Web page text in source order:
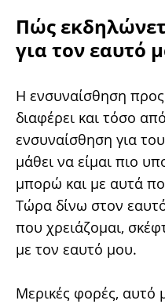
Πώς
για τον εαυτό
Η ενσυναίσθηση
διαφέρει και τόσο
ενσυναίσθηση για
μάθει να είμαι πιο
μπορώ και με αυτά
Τώρα δίνω στον
που χρειάζομαι,
με τον εαυτό μου.
Μερικές φορές, αυτό